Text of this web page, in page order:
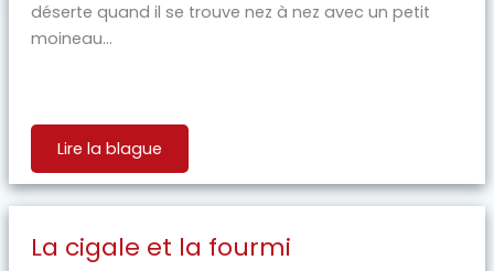
déserte quand il se trouve nez à nez avec un petit
moineau...
Lire la blague
La cigale et la fourmi